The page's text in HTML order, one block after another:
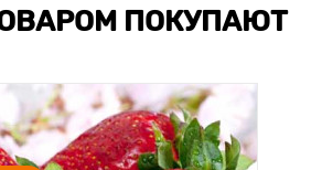
ПОКУПАЮТ